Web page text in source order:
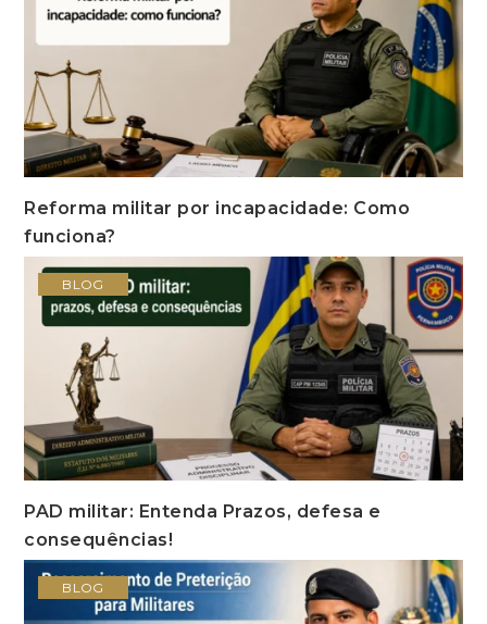
Reforma militar por incapacidade: Como
funciona?
BLOG
PAD militar: Entenda Prazos, defesa e
consequências!
BLOG